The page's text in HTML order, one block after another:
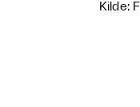
Kilde: